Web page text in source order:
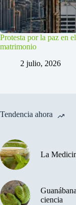
Protesta por la paz en
matrimonio
2 julio, 2026
Tendencia ahora
La
ciencia